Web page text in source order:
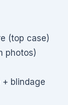
(top case)
photos)
+ blindage